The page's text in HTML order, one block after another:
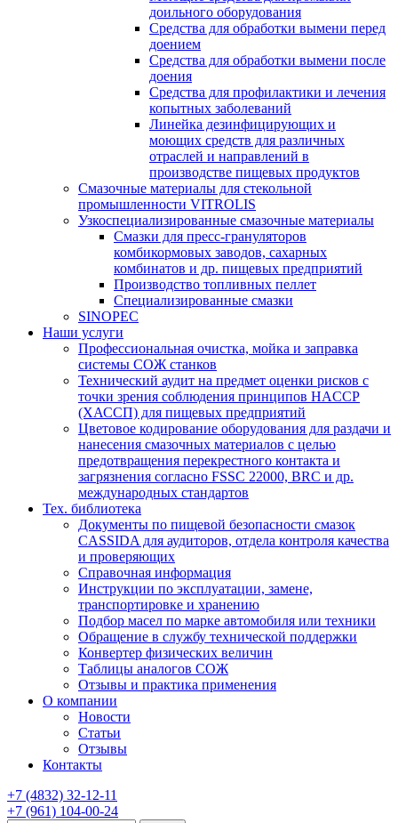
доильного оборудования
Средства для обработки вымени перед
доением
Средства для обработки вымени после
доения
Средства для профилактики и лечения
копытных заболеваний
Линейка дезинфицирующих и
моющих средств для различных
отраслей и направлений в
производстве пищевых продуктов
Смазочные материалы для стекольной
промышленности VITROLIS
Узкоспециализированные смазочные материалы
Смазки для пресс-грануляторов
комбикормовых заводов, сахарных
комбинатов и др. пищевых предприятий
Производство топливных пеллет
Специализированные смазки
SINOPEC
Наши услуги
Профессиональная очистка, мойка и заправка
системы СОЖ станков
Технический аудит на предмет оценки рисков с
точки зрения соблюдения принципов HACCP
(ХАССП) для пищевых предприятий
Цветовое кодирование оборудования для раздачи и
нанесения смазочных материалов с целью
предотвращения перекрестного контакта и
загрязнения согласно FSSC 22000, BRC и др.
международных стандартов
Тех. библиотека
Документы по пищевой безопасности смазок
CASSIDA для аудиторов, отдела контроля качества
и проверяющих
Справочная информация
Инструкции по эксплуатации, замене,
транспортировке и хранению
Подбор масел по марке автомобиля или техники
Обращение в службу технической поддержки
Конвертер физических величин
Таблицы аналогов СОЖ
Отзывы и практика применения
О компании
Новости
Статьи
Отзывы
Контакты
+7 (4832) 32-12-11
+7 (961) 104-00-24